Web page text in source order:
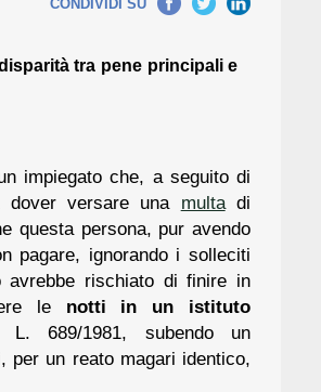
CONDIVIDI SU
tra pene principali e
impiegato che, a seguito di
versare una multadi
questa persona, pur avendo
pagare, ignorando i solleciti
rischiato di finire in
le notti in un istituto
689/1981, subendo un
per un reato magari identico,